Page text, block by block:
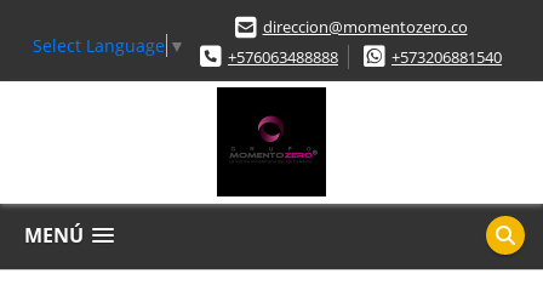
Select Language ▼
direccion@momentozero.co
+576063488888
+573206881540
MENÚ